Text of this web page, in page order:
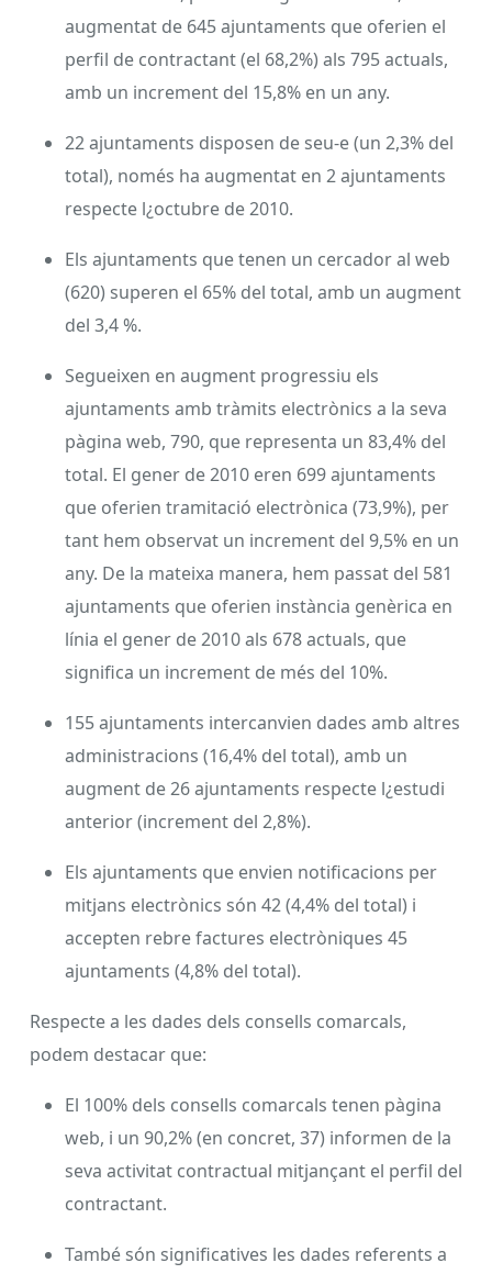
augmentat de 645 ajuntaments que oferien el
perfil de contractant (el 68,2%) als 795 actuals,
amb un increment del 15,8% en un any.
22 ajuntaments disposen de seu-e (un 2,3% del
total), només ha augmentat en 2 ajuntaments
respecte l¿octubre de 2010.
Els ajuntaments que tenen un cercador al web
(620) superen el 65% del total, amb un augment
del 3,4 %.
Segueixen en augment progressiu els
ajuntaments amb tràmits electrònics a la seva
pàgina web, 790, que representa un 83,4% del
total. El gener de 2010 eren 699 ajuntaments
que oferien tramitació electrònica (73,9%), per
tant hem observat un increment del 9,5% en un
any. De la mateixa manera, hem passat del 581
ajuntaments que oferien instància genèrica en
línia el gener de 2010 als 678 actuals, que
significa un increment de més del 10%.
155 ajuntaments intercanvien dades amb altres
administracions (16,4% del total), amb un
augment de 26 ajuntaments respecte l¿estudi
anterior (increment del 2,8%).
Els ajuntaments que envien notificacions per
mitjans electrònics són 42 (4,4% del total) i
accepten rebre factures electròniques 45
ajuntaments (4,8% del total).
Respecte a les dades dels consells comarcals,
podem destacar que:
El 100% dels consells comarcals tenen pàgina
web, i un 90,2% (en concret, 37) informen de la
seva activitat contractual mitjançant el perfil del
contractant.
També són significatives les dades referents a